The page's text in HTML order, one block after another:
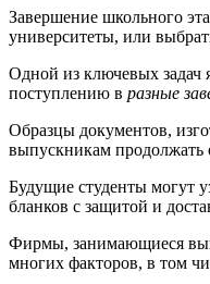
Завершение школьного
университеты, или
Одной из ключевых задач
поступлению в разные
Образцы документов,
выпускникам продолжать
Будущие студенты могут
бланков с защитой и
Фирмы, занимающиеся
многих факторов, в том